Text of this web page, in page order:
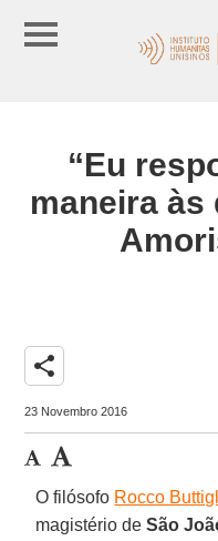
“Eu
maneira às
share
23 Novembro 2016
O filósofo Rocco
magistério deSão